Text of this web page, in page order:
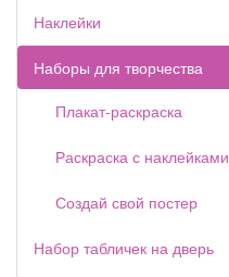
Наклейки
Наборы для творчества
Плакат-раскраска
Раскраска с наклейками
Создай свой постер
Набор табличек на дверь